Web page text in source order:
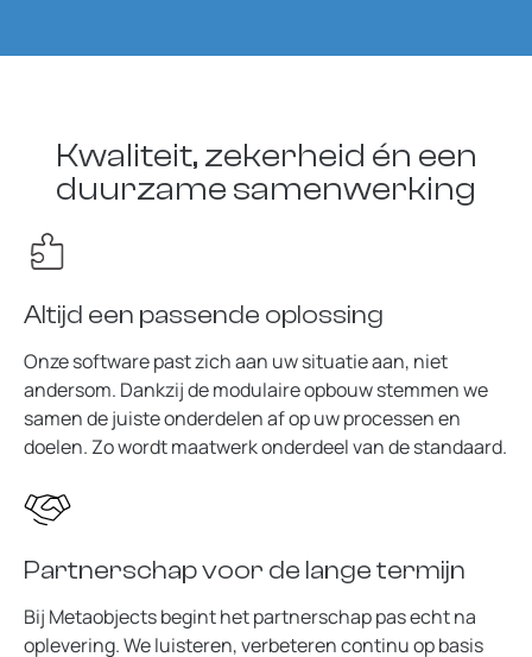
Kwaliteit, zekerheid én een
duurzame samenwerking
Altijd een passende oplossing
Onze software past zich aan uw situatie aan, niet
andersom. Dankzij de modulaire opbouw stemmen we
samen de juiste onderdelen af op uw processen en
doelen. Zo wordt maatwerk onderdeel van de standaard.
Partnerschap voor de lange termijn
Bij Metaobjects begint het partnerschap pas echt na
oplevering. We luisteren, verbeteren continu op basis